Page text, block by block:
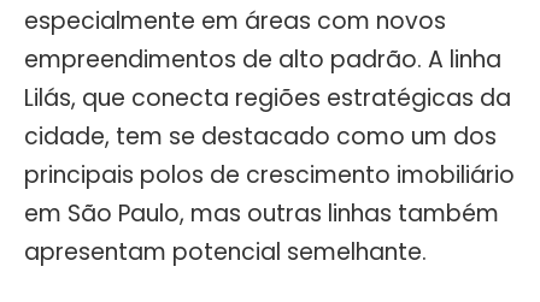
especialmente em áreas com novos
empreendimentos de alto padrão. A linha
Lilás, que conecta regiões estratégicas da
cidade, tem se destacado como um dos
principais polos de crescimento imobiliário
em São Paulo, mas outras linhas também
apresentam potencial semelhante.